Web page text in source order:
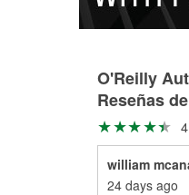
O'Reilly
Reseñas
william
24 days ago